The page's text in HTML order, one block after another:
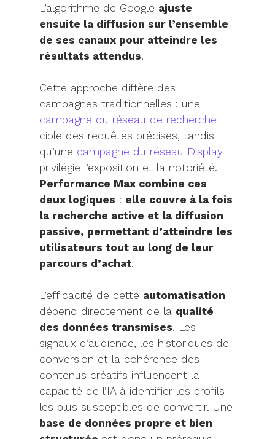
L’algorithme de Google ajuste
ensuite la diffusion sur l’ensemble
de ses canaux pour atteindre les
résultats attendus.
Cette approche diffère des
campagnes traditionnelles : une
campagne du réseau de recherche
cible des requêtes précises, tandis
qu’une campagne du réseau Display
privilégie l’exposition et la notoriété.
Performance Max combine ces
deux logiques : elle couvre à la fois
la recherche active et la diffusion
passive, permettant d’atteindre les
utilisateurs tout au long de leur
parcours d’achat.
L’efficacité de cette automatisation
dépend directement de la qualité
des données transmises. Les
signaux d’audience, les historiques de
conversion et la cohérence des
contenus créatifs influencent la
capacité de l’IA à identifier les profils
les plus susceptibles de convertir. Une
base de données propre et bien